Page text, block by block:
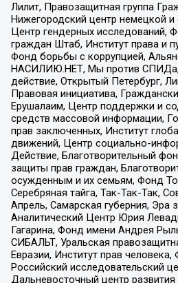
Лилит, Правозащитная группа
Нижегородский центр немецкой и
Центр гендерных исследований,
граждан Штаб, Институт права и
Фонд борьбы с коррупцией,
НАСИЛИЮ.НЕТ, Мы против СПИДа,
действие, Открытый Петербург,
Правовая инициатива,
Ерушалаим, Центр поддержки и
средств массовой информации,
прав заключенных, Институт
движений, Центр социально-
Действие, Благотворительный
защиты прав граждан,
осужденным и их семьям, Фонд
Серебряная тайга, Так-Так-Так,
Апрель, Самарская губерния, Эра
Аналитический Центр Юрия
Гагарина, Фонд имени Андрея
СИБАЛЬТ, Уральская
Евразии, Институт прав
Российский исследовательский
Дальневосточный центр